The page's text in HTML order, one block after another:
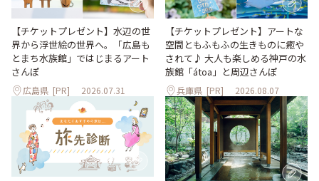
【チケットプレゼント】水辺の世
界から浮世絵の世界へ。「広島も
とまち水族館」ではじまるアート
さんぽ
広島県 [PR] 2026.07.31
【チケットプレゼント】アートな
空間ともふもふの生きものに癒や
されて♪ 大人も楽しめる神戸の水
族館「átoa」と周辺さんぽ
兵庫県 [PR] 2026.08.07